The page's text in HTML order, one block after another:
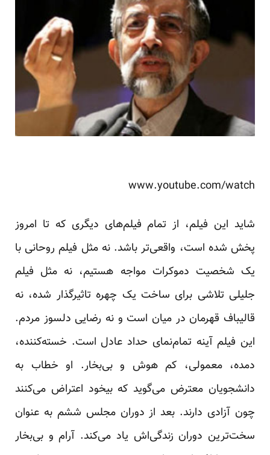
www.youtube.com/watch
شاید این فیلم، از تمام فیلم‌های دیگری که تا امروز
پخش شده است، واقعی‌تر باشد. نه مثل فیلم روحانی با
یک شخصیت دموکرات مواجه هستیم، نه مثل فیلم
جلیلی تلاشی برای ساخت یک چهره تاثیرگذار شده، نه
قالیباف قهرمان در میان است و نه رضایی دلسوز مردم.
این فیلم آینه تمام‌نمای حداد عادل است. خسته‌کننده،
دمده، معمولی، کم هوش و بی‌بخار. او خطاب به
دانشجویان معترض می‌گوید که بیخود اعتراض می‌کنند
چون آزادی دارند. بعد از دوران مجلس ششم به عنوان
سخت‌ترین دوران زندگی‌اش یاد می‌کند. آرام و بی‌بخار